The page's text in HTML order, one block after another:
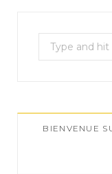
e
c
hBIENVENUE